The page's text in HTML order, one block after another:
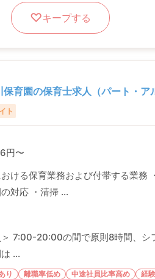
キープする
育園の保育士求人（パート・ア
ト
円〜
ける保育業務および付帯する業務
対応 ・清掃 ...
＞ 7:00-20:00の間で原則8時間、シ
...
り 離職率低め 中途社員比率高め 経